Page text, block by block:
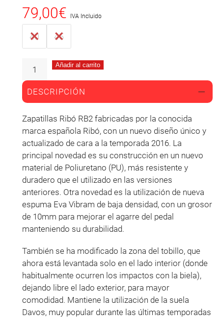
79,00€ IVA Incluido
40 45
Añadir al carrito
DESCRIPCIÓN
Zapatillas Ribó RB2 fabricadas por la conocida
marca española Ribó, con un nuevo diseño único y
actualizado de cara a la temporada 2016. La
principal novedad es su construcción en un nuevo
material de Poliuretano (PU), más resistente y
duradero que el utilizado en las versiones
anteriores. Otra novedad es la utilización de nueva
espuma Eva Vibram de baja densidad, con un grosor
de 10mm para mejorar el agarre del pedal
manteniendo su durabilidad.
También se ha modificado la zona del tobillo, que
ahora está levantada solo en el lado interior (donde
habitualmente ocurren los impactos con la biela),
dejando libre el lado exterior, para mayor
comodidad. Mantiene la utilización de la suela
Davos, muy popular durante las últimas temporadas